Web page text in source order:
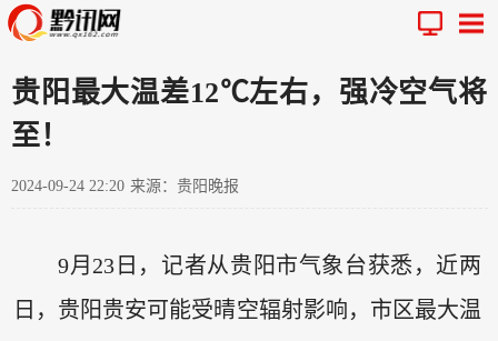
贵阳最大温差12℃左右，强冷空气将
至！
2024-09-24 22:20 来源：贵阳晚报
9月23日，记者从贵阳市气象台获悉，近两
日，贵阳贵安可能受晴空辐射影响，市区最大温